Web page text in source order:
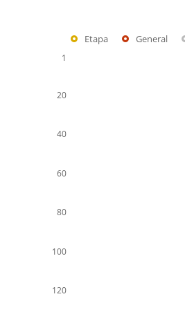
Etapa General